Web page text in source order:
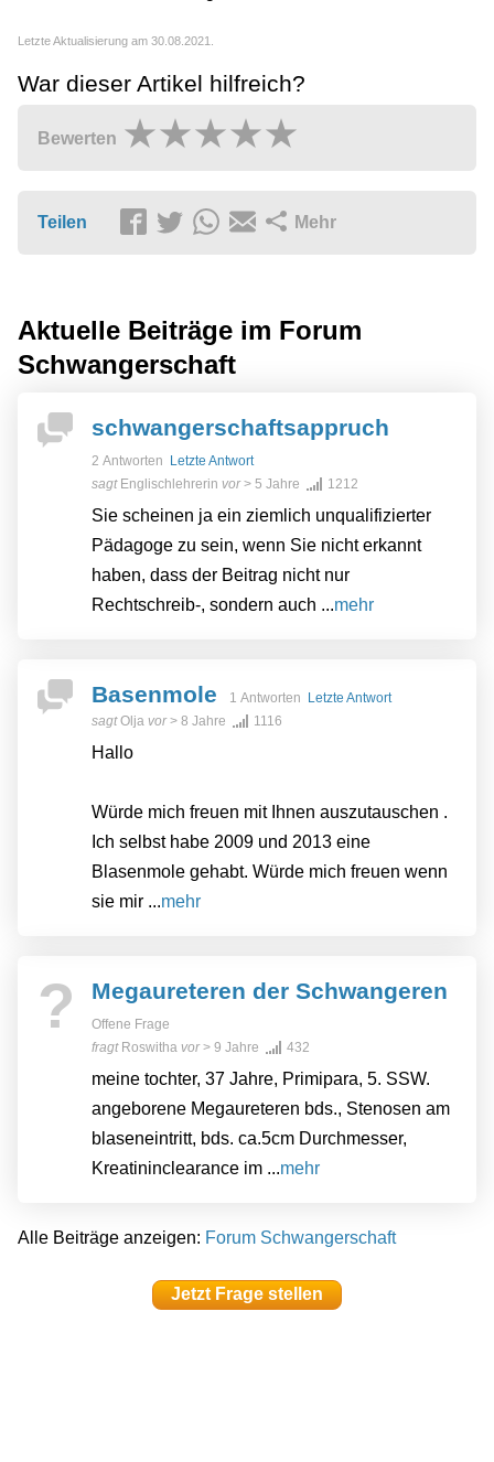
Letzte Aktualisierung am 30.08.2021.
War dieser Artikel hilfreich?
Bewerten
Teilen Mehr
Aktuelle Beiträge im Forum
Schwangerschaft
schwangerschaftsappruch
2 Antworten
Letzte Antwort
sagt Englischlehrerin vor> 5 Jahre 1212
Sie scheinen ja ein ziemlich unqualifizierter
Pädagoge zu sein, wenn Sie nicht erkannt
haben, dass der Beitrag nicht nur
Rechtschreib-, sondern auch ...mehr
Basenmole 1 Antworten
Letzte Antwort
sagtOlja vor> 8 Jahre 1116
Hallo
Würde mich freuen mit Ihnen auszutauschen .
Ich selbst habe 2009 und 2013 eine
Blasenmole gehabt. Würde mich freuen wenn
sie mir ...mehr
? Megaureteren der Schwangeren
Offene Frage
fragt Roswitha vor> 9 Jahre 432
meine tochter, 37 Jahre, Primipara, 5. SSW.
angeborene Megaureteren bds., Stenosen am
blaseneintritt, bds. ca.5cm Durchmesser,
Kreatininclearance im ...mehr
Alle Beiträge anzeigen: Forum Schwangerschaft
Jetzt Frage stellen